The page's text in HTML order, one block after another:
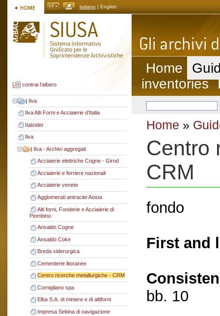
italiano | English
contrai l'albero
| Ilva
Ilva Alti Forni e Acciaierie d’Italia
Italsider
Ilva
| Ilva - Archivi aggregati
Acciaierie elettriche Cogne - Girod
Acciaierie e ferriere nazionali
Acciaierie venete
Agglomerati antracite Aosta
Alti forni, Fonderie e Acciaierie di
Piombino
Ansaldo Cogne
Ansaldo Coke
Breda siderurgica
Cementerie litoranee
Centro ricerche metallurgiche - CRM
Cornigliano spa
Elba S.A. di miniere e di altiforni
Impresa Sebina di navigazione
Home
inventories
Home »
Centro
CRM
fondo
First and
bb. 10